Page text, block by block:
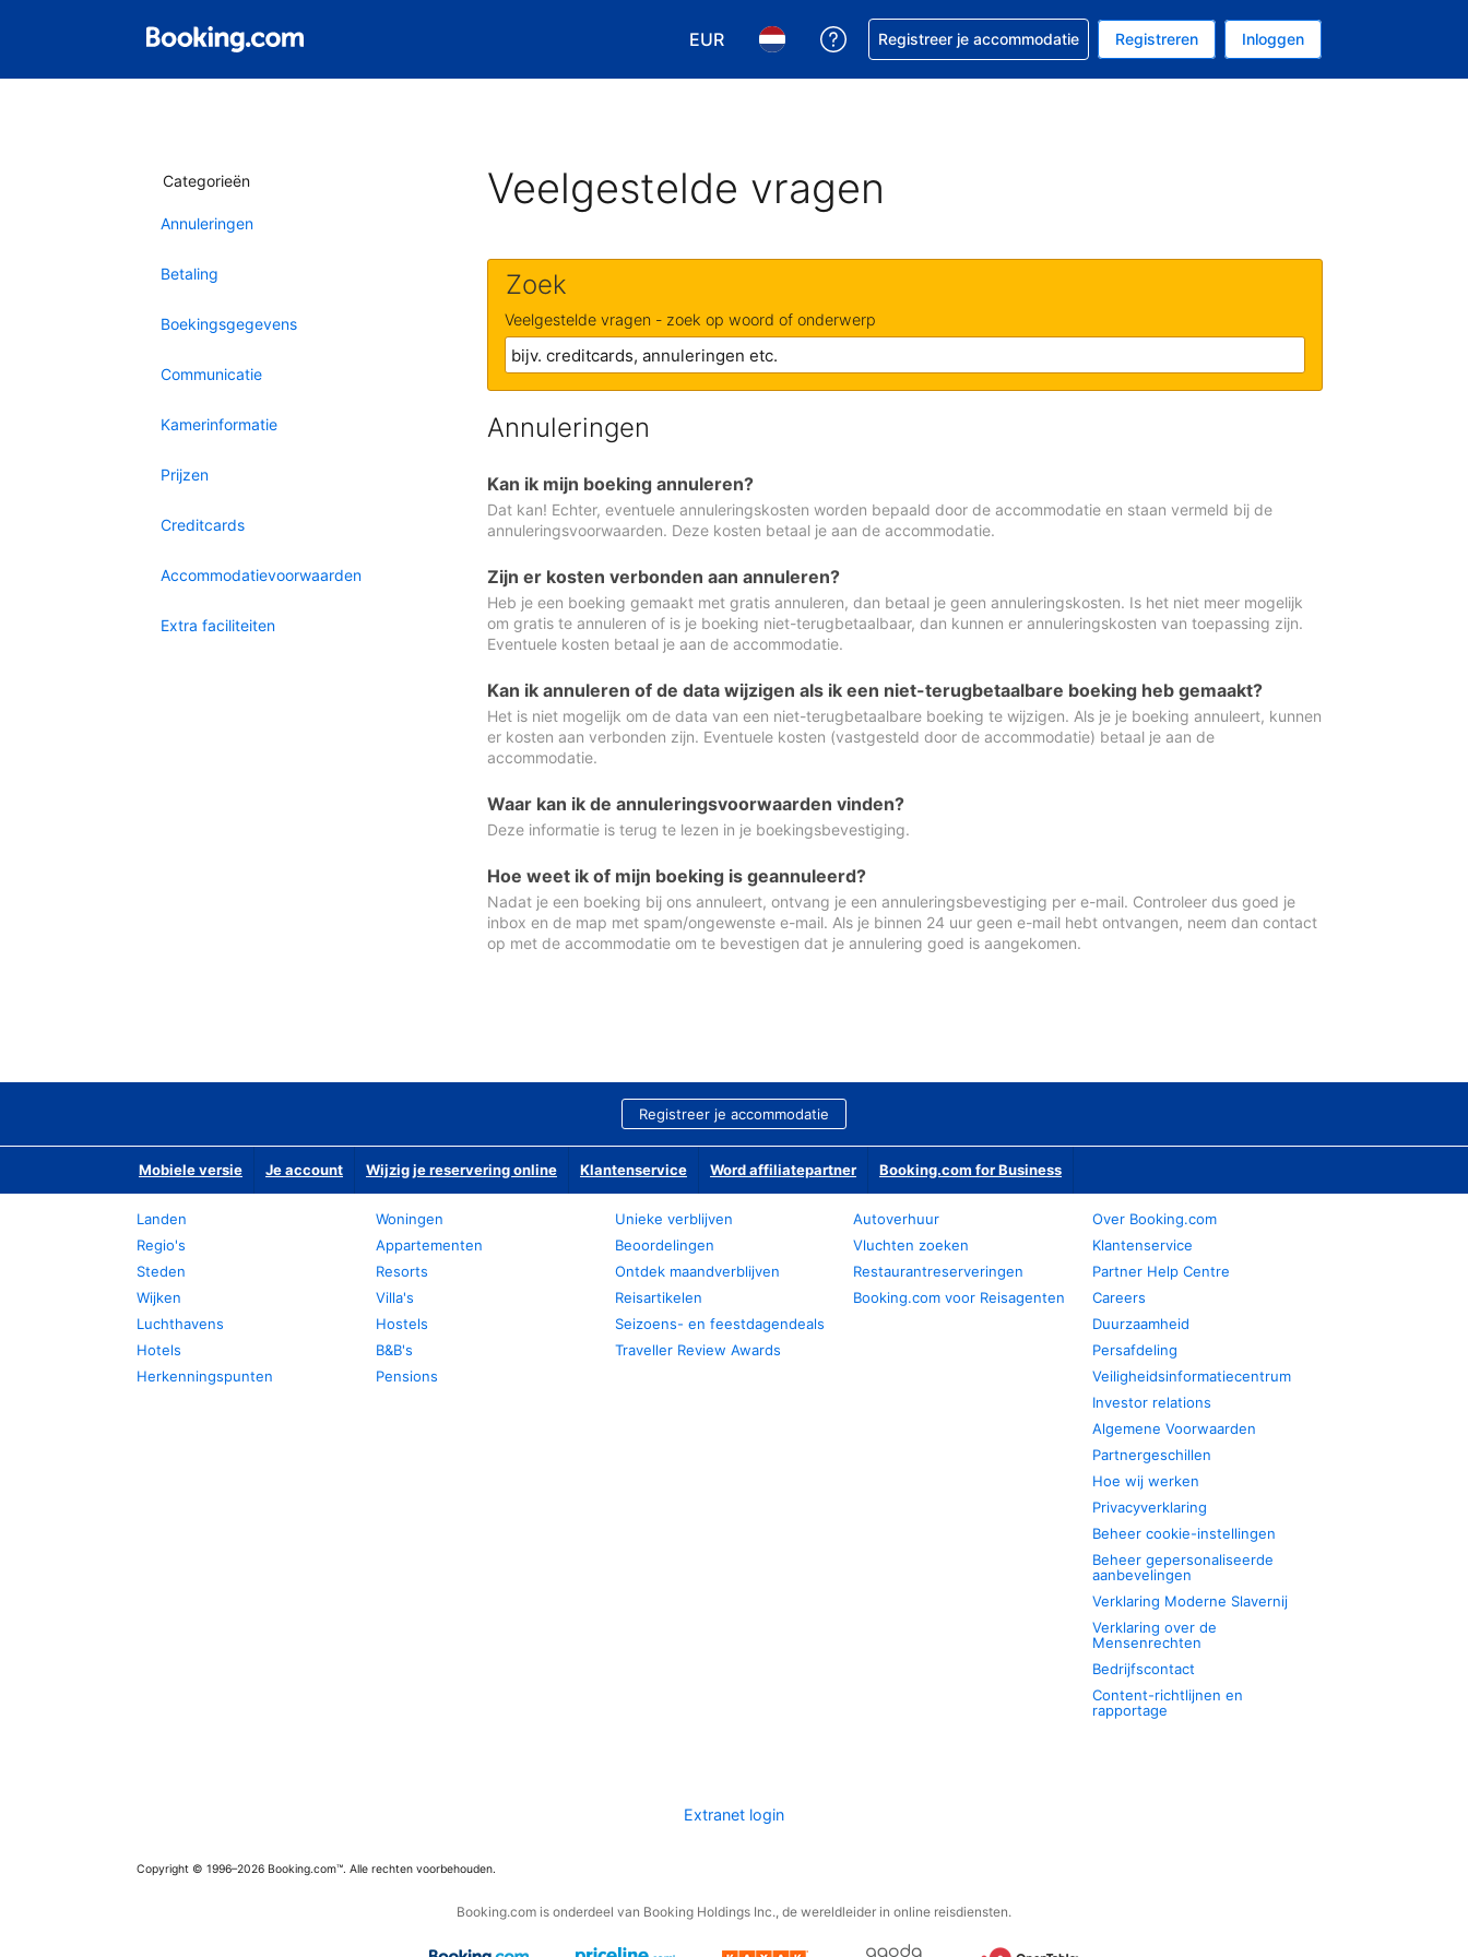
EUR
Kies je valuta. Je huidige valuta is EUR
Kies je taal. Je huidige taal is Nederlands
Krijg hulp bij je reservering
Registreer je accommodatie Registreren Inloggen
Categorieën
Annuleringen
Betaling
Boekingsgegevens
Communicatie
Kamerinformatie
Prijzen
Creditcards
Accommodatievoorwaarden
Extra faciliteiten
Veelgestelde vragen
Zoek
Veelgestelde vragen - zoek op woord of onderwerp
Annuleringen
Kan ik mijn boeking annuleren?
Dat kan! Echter, eventuele annuleringskosten worden bepaald door de accommodatie en staan vermeld bij de
annuleringsvoorwaarden. Deze kosten betaal je aan de accommodatie.
Zijn er kosten verbonden aan annuleren?
Heb je een boeking gemaakt met gratis annuleren, dan betaal je geen annuleringskosten. Is het niet meer mogelijk
om gratis te annuleren of is je boeking niet-terugbetaalbaar, dan kunnen er annuleringskosten van toepassing zijn.
Eventuele kosten betaal je aan de accommodatie.
Kan ik annuleren of de data wijzigen als ik een niet-terugbetaalbare boeking heb gemaakt?
Het is niet mogelijk om de data van een niet-terugbetaalbare boeking te wijzigen. Als je je boeking annuleert, kunnen
er kosten aan verbonden zijn. Eventuele kosten (vastgesteld door de accommodatie) betaal je aan de
accommodatie.
Waar kan ik de annuleringsvoorwaarden vinden?
Deze informatie is terug te lezen in je boekingsbevestiging.
Hoe weet ik of mijn boeking is geannuleerd?
Nadat je een boeking bij ons annuleert, ontvang je een annuleringsbevestiging per e-mail. Controleer dus goed je
inbox en de map met spam/ongewenste e-mail. Als je binnen 24 uur geen e-mail hebt ontvangen, neem dan contact
op met de accommodatie om te bevestigen dat je annulering goed is aangekomen.
Registreer je accommodatie
Mobiele versie Je account Wijzig je reservering online Klantenservice Word affiliatepartner Booking.com for Business
Landen
Regio's
Steden
Wijken
Luchthavens
Hotels
Herkenningspunten
Woningen
Appartementen
Resorts
Villa's
Hostels
B&B's
Pensions
Unieke verblijven
Beoordelingen
Ontdek maandverblijven
Reisartikelen
Seizoens- en feestdagendeals
Traveller Review Awards
Autoverhuur
Vluchten zoeken
Restaurantreserveringen
Booking.com voor Reisagenten
Over Booking.com
Klantenservice
Partner Help Centre
Careers
Duurzaamheid
Persafdeling
Veiligheidsinformatiecentrum
Investor relations
Algemene Voorwaarden
Partnergeschillen
Hoe wij werken
Privacyverklaring
Beheer cookie-instellingen
Beheer gepersonaliseerde
aanbevelingen
Verklaring Moderne Slavernij
Verklaring over de
Mensenrechten
Bedrijfscontact
Content-richtlijnen en
rapportage
Extranet login
Copyright © 1996–2026 Booking.com™. Alle rechten voorbehouden.
Booking.com is onderdeel van Booking Holdings Inc., de wereldleider in online reisdiensten.